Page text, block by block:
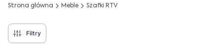
Strona główna Meble Szafki RTV
Filtry